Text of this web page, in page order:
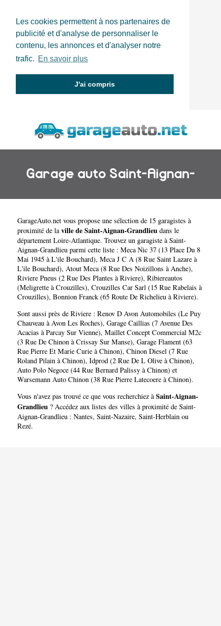
Les cookies permettent à nos partenaires de
publicité et d'analyse de personnaliser le
contenu, les annonces et d'analyser notre
trafic. En savoir plus
J'ai compris
Garage auto Saint-Aignan-
Grandlieu
GarageAuto.net vous propose une sélection de 15 garagistes à
proximité de laville de Saint-Aignan-Grandlieu dans le
département Loire-Atlantique. Trouvez un garagiste à Saint-
Aignan-Grandlieu parmi cette liste : Meca Nic 37 (13 Place Du 8
Mai 1945 à L'ile Bouchard), Meca J C A (8 Rue Saint Lazare à
L'ile Bouchard), Atout Meca (8 Rue Des Noizillons à Anche),
Riviere Pneus (2 Rue Des Plantes à Riviere), Ribiereautos
(Meligrette à Crouzilles), Crouzilles Car Sarl (15 Rue Rabelais à
Crouzilles), Bonnion Franck (65 Route De Richelieu à Riviere).
Sont aussi près de Riviere : Renov D Avon Automobiles (Le Puy
Chauveau à Avon Les Roches), Garage Caillias (7 Avenue Des
Acacias à Parcay Sur Vienne), Maillet Concept Commercial M2c
(3 Rue De Chinon à Crissay Sur Manse), Garage Flament (63
Rue Pierre Et Marie Curie à Chinon), Chinon Diesel (7 Rue
Roland Pilain à Chinon), Idprod (2 Rue De L Olive à Chinon),
Auto Polo Negoce (44 Rue Bernard Palissy à Chinon) et
Warsemann Auto Chinon (38 Rue Pierre Latecoere à Chinon).
Vous n'avez pas trouvé ce que vous recherchiez àSaint-Aignan-
Grandlieu ? Accédez aux listes des villes à proximité de Saint-
Aignan-Grandlieu : Nantes, Saint-Nazaire, Saint-Herblain ou
Rezé.